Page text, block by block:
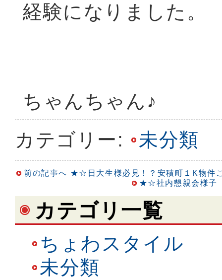
経験になりました。
ちゃんちゃん♪
カテゴリー:
未分類
前の記事へ ★☆日大生様必見！？安積町１K物
★☆社内懇親会様
カテゴリ一覧
ちょわスタイル
未分類